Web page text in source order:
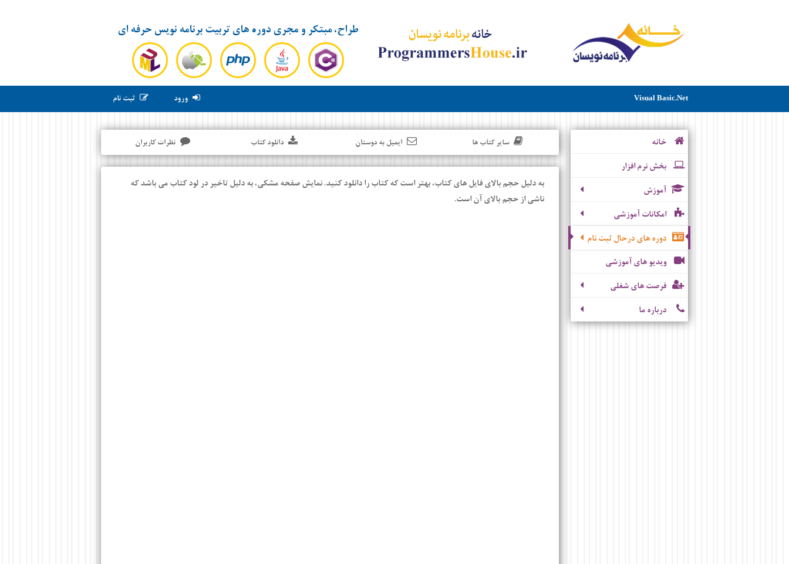
طراح، مبتکر و مجری دوره های تربیت برنامه نویس حرفه ای
ورود ثبت نام Visual Basic.Net
سایر کتاب ها ایمیل به دوستان دانلود کتاب نظرات کاربران
به دلیل حجم بالای فایل های کتاب، بهتر است که کتاب را دانلود کنید. نمایش صفحه مشکی، به دلیل تاخیر در لود کتاب می باشد که
ناشی از حجم بالای آن است.
خانه
بخش نرم افزار
آموزش
امکانات آموزشی
دوره های درحال ثبت نام
ویدیو های آموزشی
فرصت های شغلی
درباره ما